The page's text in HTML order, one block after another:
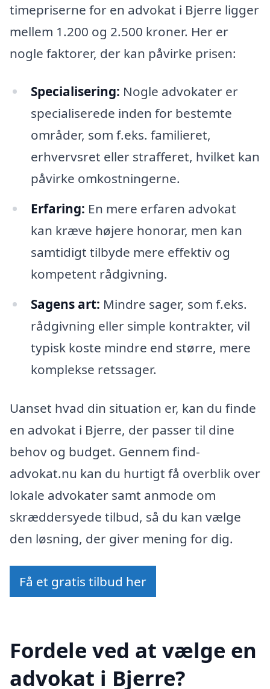
timepriserne for en advokat i Bjerre ligger
mellem 1.200 og 2.500 kroner. Her er
nogle faktorer, der kan påvirke prisen:
Specialisering: Nogle advokater er
specialiserede inden for bestemte
områder, som f.eks. familieret,
erhvervsret eller strafferet, hvilket kan
påvirke omkostningerne.
Erfaring: En mere erfaren advokat
kan kræve højere honorar, men kan
samtidigt tilbyde mere effektiv og
kompetent rådgivning.
Sagens art: Mindre sager, som f.eks.
rådgivning eller simple kontrakter, vil
typisk koste mindre end større, mere
komplekse retssager.
Uanset hvad din situation er, kan du finde
en advokat i Bjerre, der passer til dine
behov og budget. Gennem find-
advokat.nu kan du hurtigt få overblik over
lokale advokater samt anmode om
skræddersyede tilbud, så du kan vælge
den løsning, der giver mening for dig.
Få et gratis tilbud her
Fordele ved at vælge en
advokat i Bjerre?